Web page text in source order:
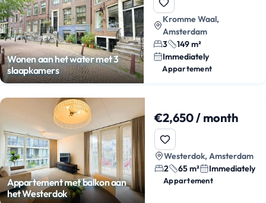
Wonen aan het water met 3
slaapkamers
Kromme Waal,
Amsterdam
3
149 m²
Immediately
Appartement
Appartement met balkon aan
het Westerdok
€2,650 / month
Westerdok, Amsterdam
2
65 m² Immediately
Appartement